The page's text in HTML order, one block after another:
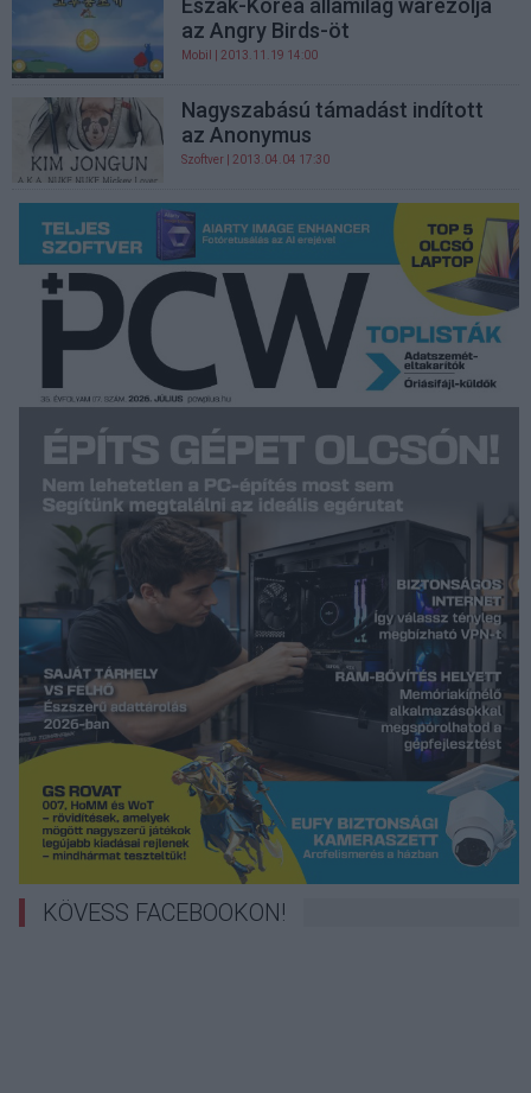
Észak-Korea államilag warezolja
az Angry Birds-öt
Mobil | 2013.11.19 14:00
Nagyszabású támadást indított
az Anonymus
Szoftver | 2013.04.04 17:30
KÖVESS FACEBOOKON!